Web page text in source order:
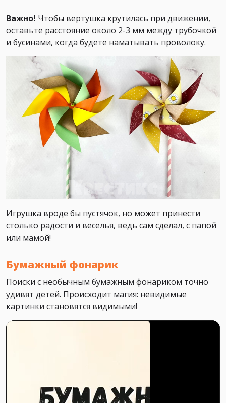
Важно! Чтобы вертушка крутилась при движении,
оставьте расстояние около 2-3 мм между трубочкой
и бусинами, когда будете наматывать проволоку.
Игрушка вроде бы пустячок, но может принести
столько радости и веселья, ведь сам сделал, с папой
или мамой!
Бумажный фонарик
Поиски с необычным бумажным фонариком точно
удивят детей. Происходит магия: невидимые
картинки становятся видимыми!
0:00